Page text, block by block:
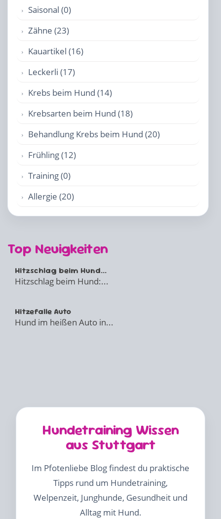
Saisonal (0)
Zähne (23)
Kauartikel (16)
Leckerli (17)
Krebs beim Hund (14)
Krebsarten beim Hund (18)
Behandlung Krebs beim Hund (20)
Frühling (12)
Training (0)
Allergie (20)
Top Neuigkeiten
Hitzschlag beim Hund...
Hitzschlag beim Hund:...
Hitzefalle Auto
Hund im heißen Auto in...
Hundetraining Wissen
aus Stuttgart
Im Pfotenliebe Blog findest du praktische
Tipps rund um Hundetraining,
Welpenzeit, Junghunde, Gesundheit und
Alltag mit Hund.